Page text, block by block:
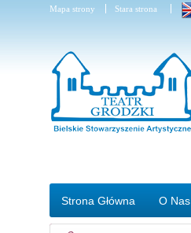
Mapa strony Stara strona
Strona Główna O Nas